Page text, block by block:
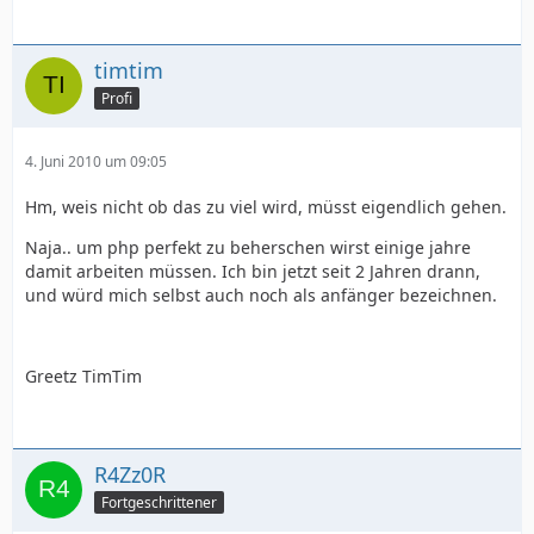
timtim
Profi
4. Juni 2010 um 09:05
Hm, weis nicht ob das zu viel wird, müsst eigendlich gehen.
Naja.. um php perfekt zu beherschen wirst einige jahre
damit arbeiten müssen. Ich bin jetzt seit 2 Jahren drann,
und würd mich selbst auch noch als anfänger bezeichnen.
Greetz TimTim
R4Zz0R
Fortgeschrittener